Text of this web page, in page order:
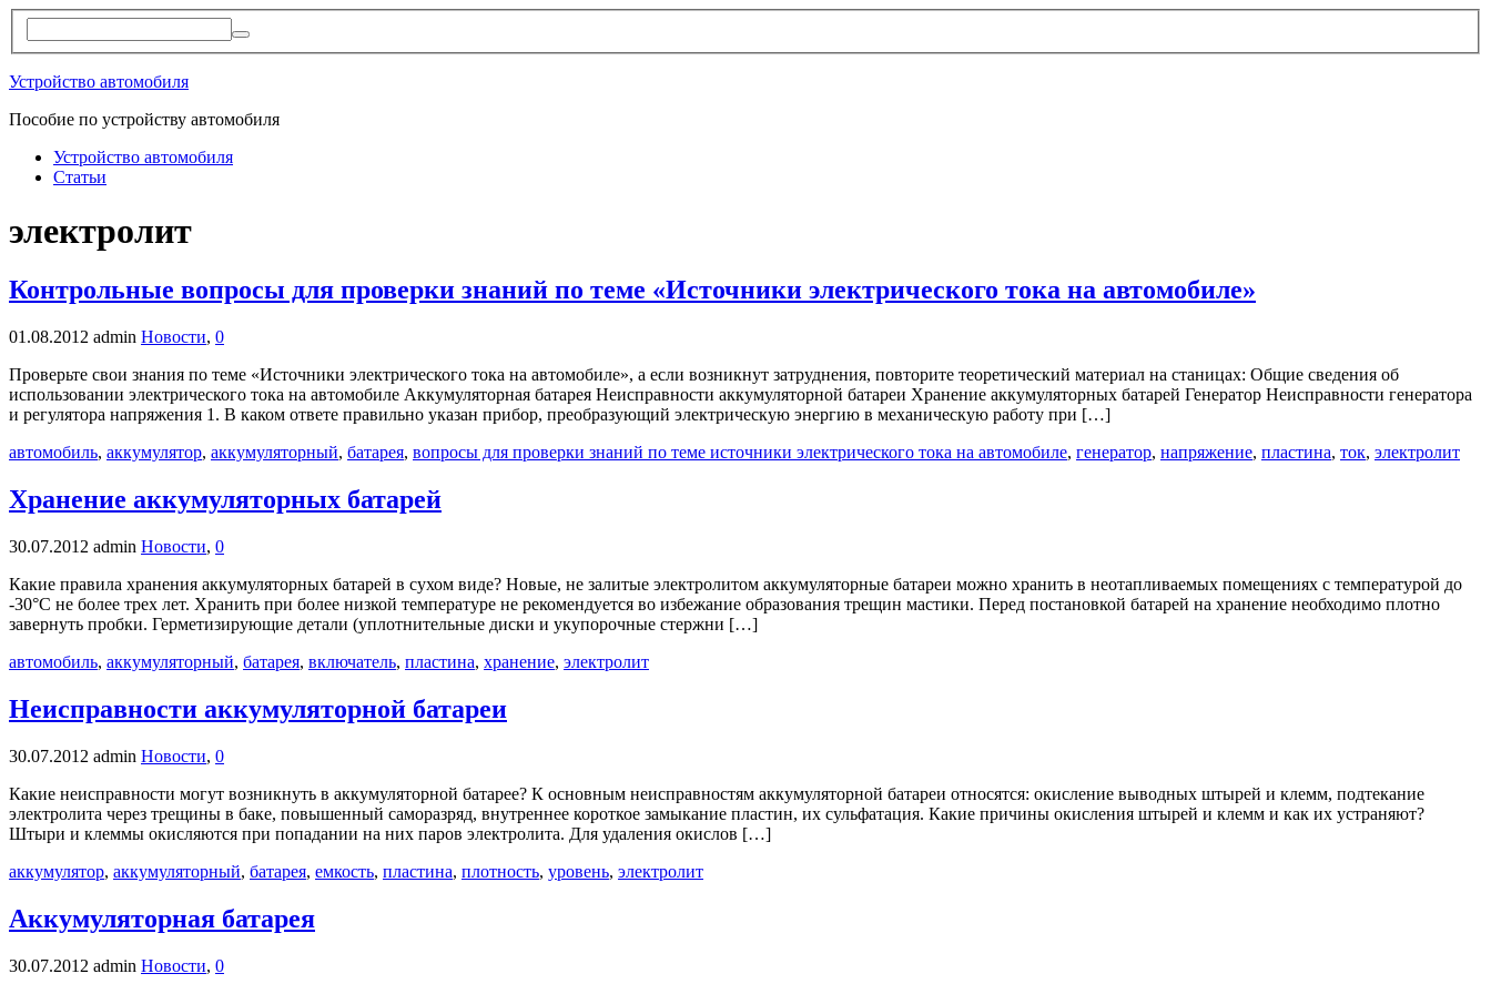
Устройство автомобиля
Пособие по устройству автомобиля
Устройство автомобиля
Статьи
электролит
Контрольные вопросы для проверки знаний по теме «Источники электрического тока на автомобиле»
01.08.2012 admin Новости, 0
Проверьте свои знания по теме «Источники электрического тока на автомобиле», а если возникнут затруднения, повторите теоретический материал на станицах: Общие сведения об
использовании электрического тока на автомобиле Аккумуляторная батарея Неисправности аккумуляторной батареи Хранение аккумуляторных батарей Генератор Неисправности генератора
и регулятора напряжения 1. В каком ответе правильно указан прибор, преобразующий электрическую энергию в механическую работу при […]
автомобиль, аккумулятор, аккумуляторный, батарея, вопросы для проверки знаний по теме источники электрического тока на автомобиле, генератор, напряжение, пластина, ток, электролит
Хранение аккумуляторных батарей
30.07.2012 admin Новости, 0
Какие правила хранения аккумуляторных батарей в сухом виде? Новые, не залитые электролитом аккумуляторные батареи можно хранить в неотапливаемых помещениях с температурой до
-30°С не более трех лет. Хранить при более низкой температуре не рекомендуется во избежание образования трещин мастики. Перед постановкой батарей на хранение необходимо плотно
завернуть пробки. Герметизирующие детали (уплотнительные диски и укупорочные стержни […]
автомобиль, аккумуляторный, батарея, включатель, пластина, хранение, электролит
Неисправности аккумуляторной батареи
30.07.2012 admin Новости, 0
Какие неисправности могут возникнуть в аккумуляторной батарее? К основным неисправностям аккумуляторной батареи относятся: окисление выводных штырей и клемм, подтекание
электролита через трещины в баке, повышенный саморазряд, внутреннее короткое замыкание пластин, их сульфатация. Какие причины окисления штырей и клемм и как их устраняют?
Штыри и клеммы окисляются при попадании на них паров электролита. Для удаления окислов […]
аккумулятор, аккумуляторный, батарея, емкость, пластина, плотность, уровень, электролит
Аккумуляторная батарея
30.07.2012 admin Новости, 0